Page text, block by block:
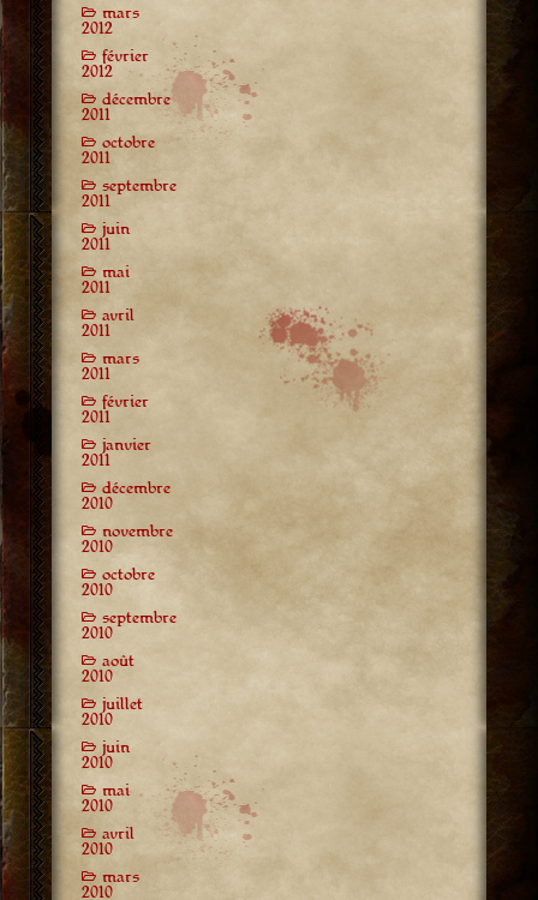
mars
2012
février
2012
décembre
2011
octobre
2011
septembre
2011
juin
2011
mai
2011
avril
2011
mars
2011
février
2011
janvier
2011
décembre
2010
novembre
2010
octobre
2010
septembre
2010
août
2010
juillet
2010
juin
2010
mai
2010
avril
2010
mars
2010